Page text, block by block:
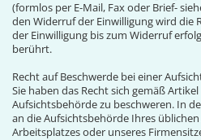
(formlos per E-Mail, Fax oder Brief-
den Widerruf der Einwilligung wird die
der Einwilligung bis zum Widerruf
berührt.
Recht auf Beschwerde bei einer
Sie haben das Recht sich gemäß Artikel
Aufsichtsbehörde zu beschweren. In
an die Aufsichtsbehörde Ihres
Arbeitsplatzes oder unseres